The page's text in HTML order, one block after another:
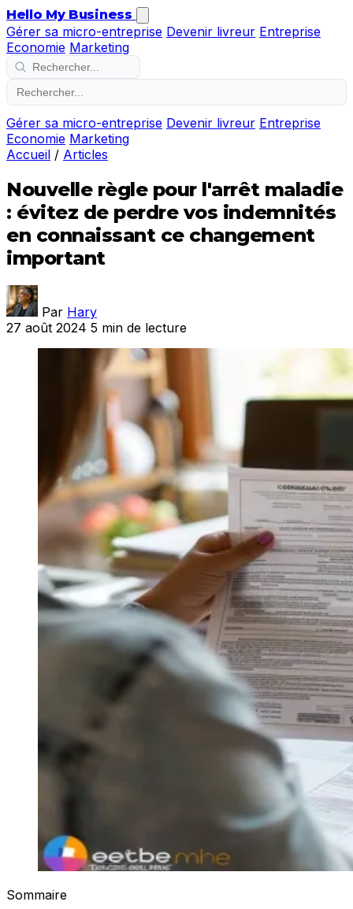
Hello My Business
Gérer sa micro-entreprise Devenir livreur Entreprise
Economie Marketing
Gérer sa micro-entreprise Devenir livreur Entreprise
Economie Marketing
Accueil / Articles
Nouvelle règle pour l'arrêt maladie
: évitez de perdre vos indemnités
en connaissant ce changement
important
Par Hary
27 août 2024 5 min de lecture
Sommaire